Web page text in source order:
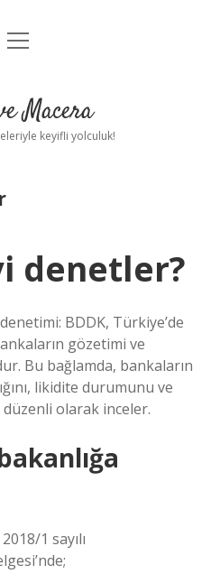
Uyarı
menüyü
Macera
keyifli yolculuk!
denetler?
BDDK, Türkiye’de
gözetimi ve
Bu bağlamda, bankaların
likidite durumunu ve
olarak inceler.
1 sayılı